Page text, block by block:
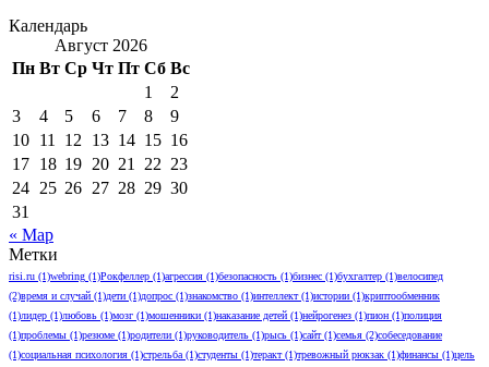
Календарь
Август 2026
Пн Вт Ср Чт Пт Сб Вс
1
2
3
4 5 6 7 8
9
10 11 12 13 14 15 16
17 18 19 20 21 22 23
24 25 26 27 28 29 30
31
« Мар
Метки
risi.ru (1)webring (1)Рокфеллер (1)агрессия (1)безопасность (1)бизнес (1)бухгалтер (1)велосипед
(2)время и случай (1)дети (1)допрос (1)знакомство (1)интеллект(1)истории (1)криптообменник
(1)лидер (1)любовь (1)мoзг (1)мошенники (1)наказание детей (1)нейрогенез (1)пион (1)полиция
(1)проблемы (1)резюме (1)родители (1)руководитель (1)рысь (1)сайт(1)семья (2)собеседование
(1)социальная психология (1)стрельба(1)студенты (1)теракт(1)тревожный рюкзак (1)финансы (1)цель